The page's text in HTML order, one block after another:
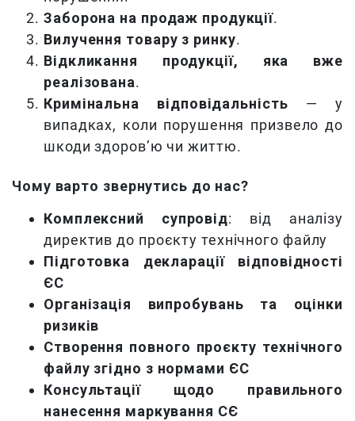
Заборона на продаж продукції.
Вилучення товару з ринку.
Відкликання продукції, яка вже
реалізована.
Кримінальна відповідальність — у
випадках, коли порушення призвело до
шкоди здоров’ю чи життю.
Чому варто звернутись до нас?
Комплексний супровід: від аналізу
директив до проєкту технічного файлу
Підготовка декларації відповідності
ЄС
Організація випробувань та оцінки
ризиків
Створення повного проєкту технічного
файлу згідно з нормами ЄС
Консультації щодо правильного
нанесення маркування СЄ